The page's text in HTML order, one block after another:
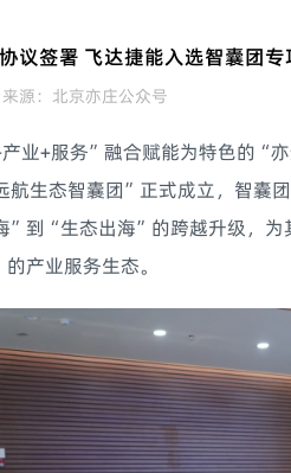
议签署 飞达捷能入选智囊团专
来源：北京亦庄公众号
+服务”融合赋能为特色的“亦
生态智囊团”正式成立，智囊
到“生态出海”的跨越升级，为
产业服务生态。